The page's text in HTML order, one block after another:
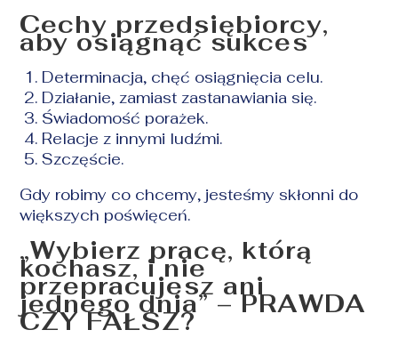
Cechy przedsiębiorcy,
aby osiągnąć sukces
Determinacja, chęć osiągnięcia celu.
Działanie, zamiast zastanawiania się.
Świadomość porażek.
Relacje z innymi ludźmi.
Szczęście.
Gdy robimy co chcemy, jesteśmy skłonni do
większych poświęceń.
„Wybierz pracę, którą
kochasz, i nie
przepracujesz ani
jednego dnia” – PRAWDA
CZY FAŁSZ?